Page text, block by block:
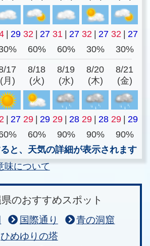
| 29 32 | 27 31 | 27 32 | 27 32 | 27
60% 60% 30% 30%
17
(月)
8/18
(火)
8/19
(水)
8/20
(木)
8/21
(金)
| 27 29 | 29 29 | 28 29 | 28 29 | 29
60% 90% 90%
90%
と、天気の詳細が表示されます
味について
のおすすめスポット
国際通り
青の洞窟
ひめゆりの塔